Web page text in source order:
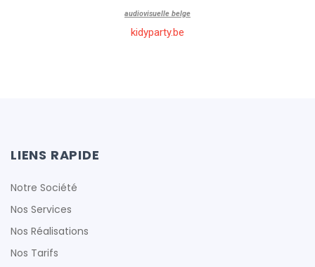
audiovisuelle belge
kidyparty.be
LIENS RAPIDE
Notre Société
Nos Services
Nos Réalisations
Nos Tarifs